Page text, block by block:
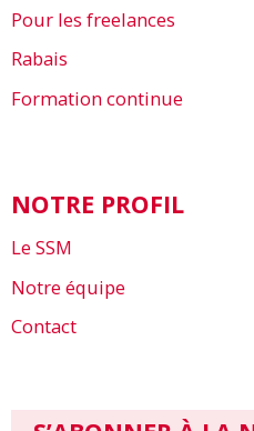
Pour les freelances
Rabais
Formation continue
NOTRE PROFIL
Le SSM
Notre équipe
Contact